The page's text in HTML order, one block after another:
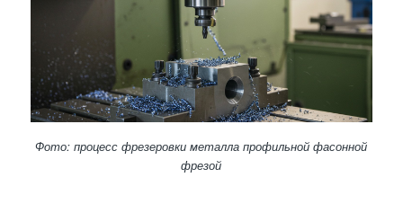
Фото: процесс фрезеровки металла профильной фасонной
фрезой